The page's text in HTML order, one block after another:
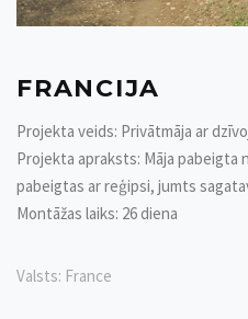
FRANCIJA
Projekta veids: Privātmāja ar
Projekta apraksts: Māja pabeigta
pabeigtas ar reģipsi, jumts
Montāžas laiks: 26 diena
Valsts: France